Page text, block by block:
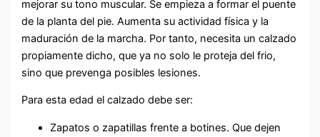
mejorar su tono muscular. Se empieza a formar el puente
de la planta del pie. Aumenta su actividad física y la
maduración de la marcha. Por tanto, necesita un calzado
propiamente dicho, que ya no solo le proteja del frio,
sino que prevenga posibles lesiones.
Para esta edad el calzado debe ser:
Zapatos o zapatillas frente a botines. Que dejen